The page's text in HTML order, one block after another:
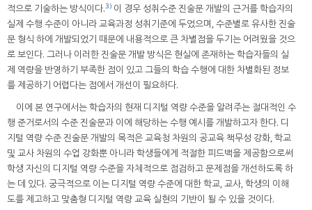
적으로 기술하는 방식이다.3) 이 경우 성취수준 진술문 개발의 근거를 학습자의
실제 수행 수준이 아니라 교육과정 성취기준에 두었으며, 수준별로 유사한 진술
문 형식 하에 개발되었기 때문에 내용적으로 큰 차별점을 두기는 어려웠을 것으
로 보인다. 그러나 이러한 진술문 개발 방식은 현실에 존재하는 학습자들의 실
제 역량을 반영하기 부족한 점이 있고 그들의 학습 수행에 대한 차별화된 정보
를 제공하기 어렵다는 점에서 개선이 필요하다.
이에 본 연구에서는 학습자의 현재 디지털 역량 수준을 알려주는 절대적인 수
행 준거로서의 수준 진술문과 이에 해당하는 수행 예시를 개발하고자 한다. 디
지털 역량 수준 진술문 개발의 목적은 교육청 차원의 공교육 책무성 강화, 학교
및 교사 차원의 수업 강화뿐 아니라 학생들에게 적절한 피드백을 제공함으로써
학생 자신의 디지털 역량 수준을 자체적으로 점검하고 문제점을 개선하도록 하
는 데 있다. 궁극적으로 이는 디지털 역량 수준에 대한 학교, 교사, 학생의 이해
도를 제고하고 맞춤형 디지털 역량 교육 실현의 기반이 될 수 있을 것이다.